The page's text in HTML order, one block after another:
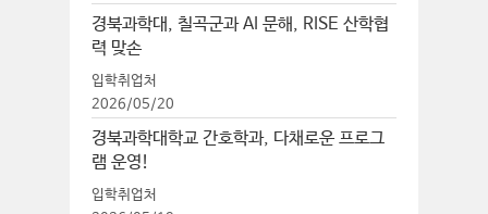
경북과학대, 칠곡군과 AI 문해, RISE 산학협
력 맞손
입학취업처
2026/05/20
경북과학대학교 간호학과, 다채로운 프로그
램 운영!
입학취업처